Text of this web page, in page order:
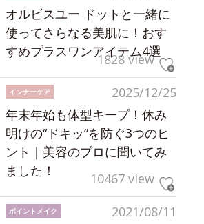
オルビスユー ドットと一緒に
使ってさらなる美肌に！おす
すめプラスワンアイテム4選
1828 view
2025/12/25
インナーケア
年末年始も体型キープ！休み
明けの“ドキッ”を防ぐ3つのヒ
ント｜美容のプロに聞いてみ
ました！
10467 view
2021/08/11
ポイントメイク